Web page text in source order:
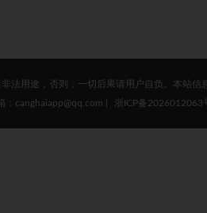
法用途，否则，一切后果请用户自负。本站信
canghaiapp@qq.com
浙ICP备2026012063